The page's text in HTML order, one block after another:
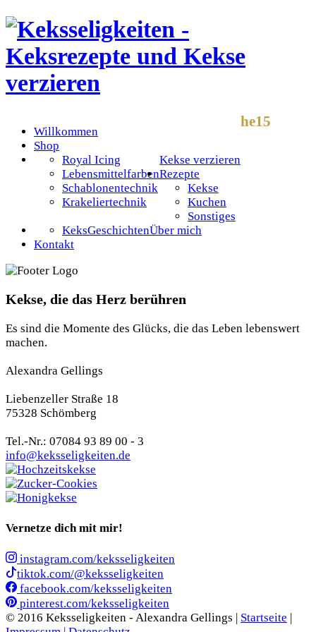
Willkommen
Shop
Kekse verzieren
Royal Icing
Lebensmittelfarben
Schablonentechnik
Krakeliertechnik
Rezepte
Kekse
Kuchen
Sonstiges
Über mich
KeksGeschichten
Kontakt
he15
Kekse, die das Herz berühren
Es sind die Momente des Glücks, die das Leben lebenswert
machen.
Alexandra Gellings
Liebenzeller Straße 18
75328 Schömberg
Tel.-Nr.: 07084 93 89 00 - 3
info@keksseligkeiten.de
Vernetze dich mit mir!
instagram.com/keksseligkeiten
tiktok.com/@keksseligkeiten
facebook.com/keksseligkeiten
pinterest.com/keksseligkeiten
© 2016 Keksseligkeiten - Alexandra Gellings | Startseite |